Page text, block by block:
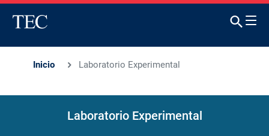
Inicio Laboratorio Experimental
Laboratorio Experimental